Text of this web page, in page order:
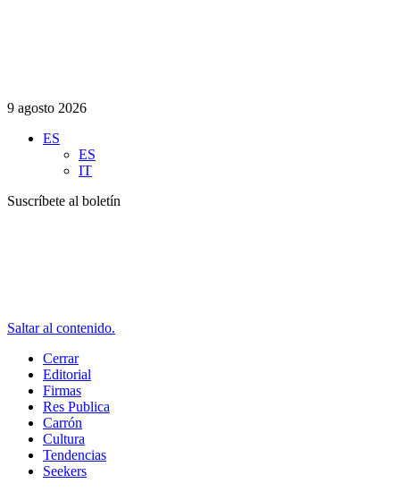
9 agosto 2026
ES
ES
IT
Suscríbete al boletín
Saltar al contenido.
Cerrar
Editorial
Firmas
Res Publica
Carrón
Cultura
Tendencias
Seekers